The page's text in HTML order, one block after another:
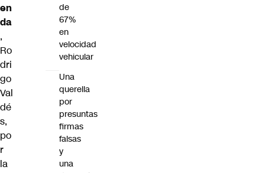
en
da
,
Ro
dri
go
Val
dé
s,
po
r
la
de
67%
en
velocidad
vehicular
Una
querella
por
presuntas
firmas
falsas
y
una